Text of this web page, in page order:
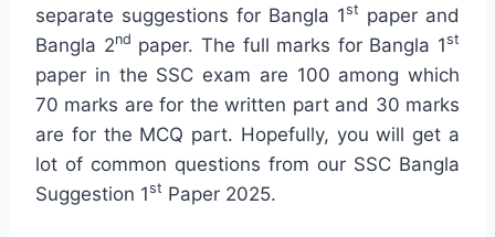
separate suggestions for Bangla 1st paper and
Bangla 2nd paper. The full marks for Bangla 1st
paper in the SSC exam are 100 among which
70 marks are for the written part and 30 marks
are for the MCQ part. Hopefully, you will get a
lot of common questions from our SSC Bangla
Suggestion 1st Paper 2025.